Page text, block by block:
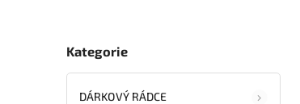
Kategorie
DÁRKOVÝ RÁDCE